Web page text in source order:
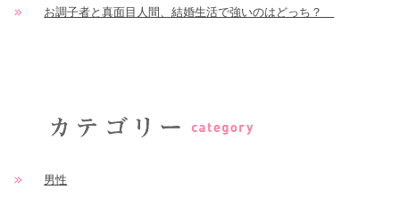
お調子者と真面目人間、結婚生活で強いのはどっち？
男性